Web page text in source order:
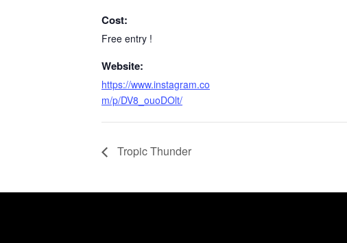
Cost:
Free entry !
Website:
https://www.instagram.co
m/p/DV8_ouoDOlt/
Tropic Thunder